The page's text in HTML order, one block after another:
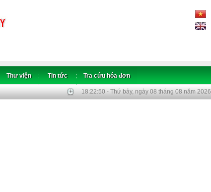
Thư viện Tin tức Tra cứu hóa đơn
18:22:50 - Thứ bảy, ngày 08 tháng 08 năm 2026